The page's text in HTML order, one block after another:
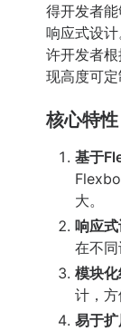
得开发者
响应式设
许开发者
现高度可定
核心特性
基于
大。
响应
在不同
模块
计，方
易于